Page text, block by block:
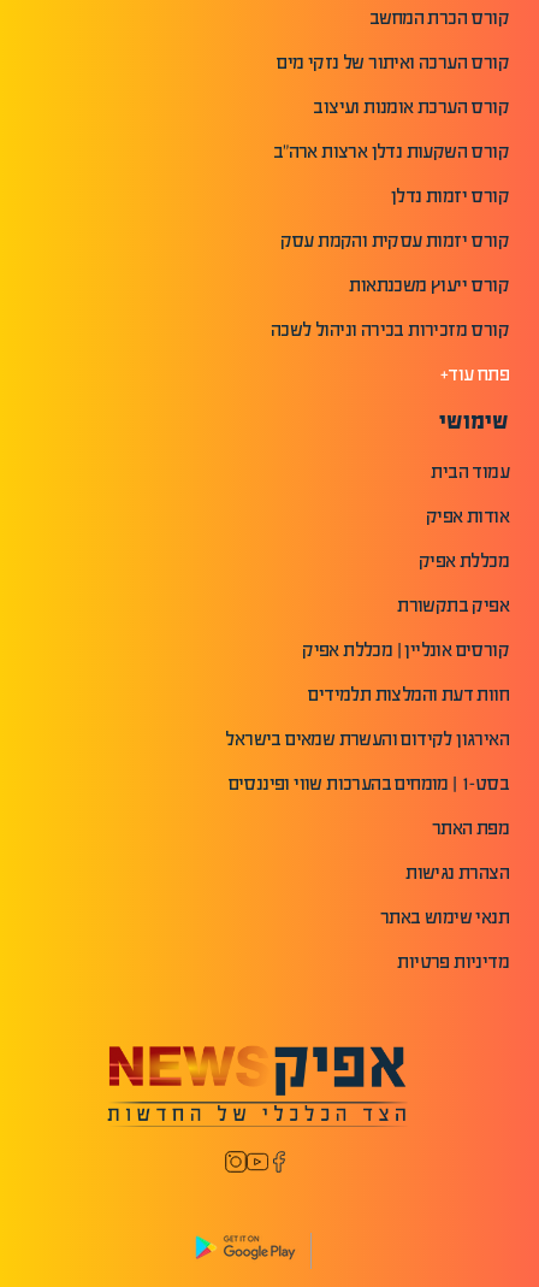
קורס הכרת המחשב
קורס הערכה ואיתור של נזקי מים
קורס הערכת אומנות ועיצוב
קורס השקעות נדלן ארצות ארה"ב
קורס יזמות נדלן
קורס יזמות עסקית והקמת עסק
קורס ייעוץ משכנתאות
קורס מזכירות בכירה וניהול לשכה
פתח עוד+
שימושי
עמוד הבית
אודות אפיק
מכללת אפיק
אפיק בתקשורת
קורסים אונליין | מכללת אפיק
חוות דעת והמלצות תלמידים
האירגון לקידום והעשרת שמאים בישראל
בסט-1 | מומחים בהערכות שווי ופיננסים
מפת האתר
הצהרת נגישות
תנאי שימוש באתר
מדיניות פרטיות